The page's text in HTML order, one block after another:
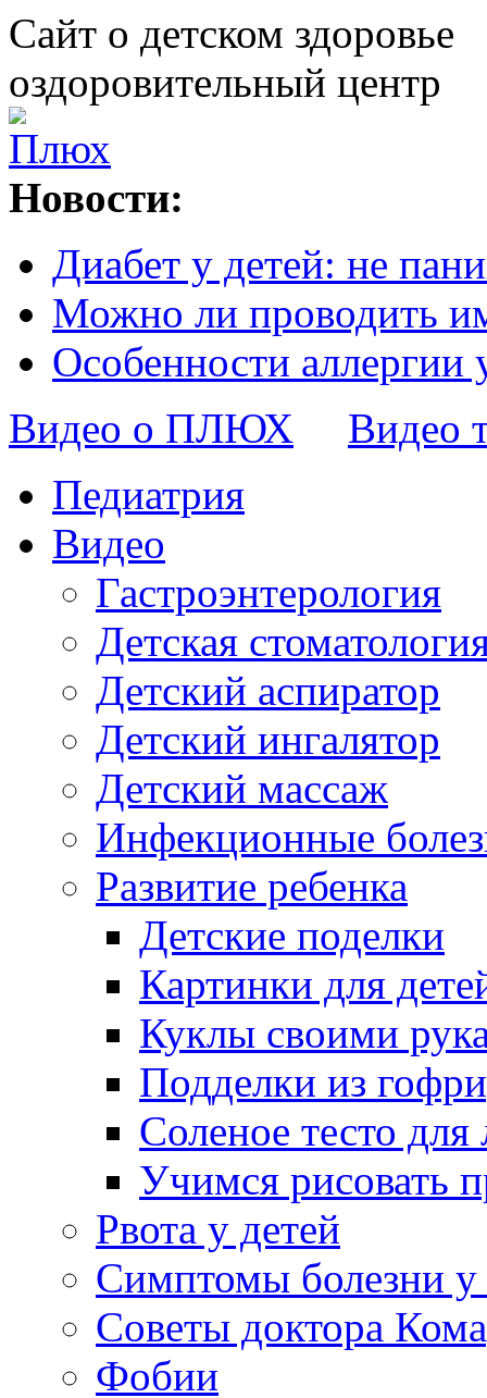
Сайт о детском здоровье
оздоровительный центр
Новости:
Диабет у детей: не
Можно ли проводить
Особенности аллергии
Видео о ПЛЮХ
Видео
Педиатрия
Видео
Гастроэнтерология
Детская
Детский аспиратор
Детский ингалятор
Детский массаж
Инфекционные
Развитие ребенка
Детские поделки
Картинки для
Куклы своими
Подделки из
Соленое тесто для
Учимся рисовать
Рвота у детей
Симптомы болезни у
Советы доктора
Фобии